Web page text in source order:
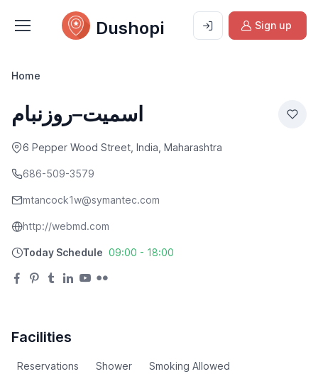
Dushopi Sign up
Home
اسمیت–روزنبام
6 Pepper Wood Street, India, Maharashtra
686-509-3579
mtancock1w@symantec.com
http://webmd.com
Today Schedule 09:00 - 18:00
Facilities
Reservations Shower
Smoking Allowed